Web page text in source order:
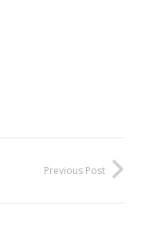
Previous Post